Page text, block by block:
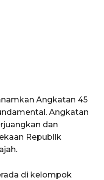
Angkatan 45
Angkatan
dan
Republik
di kelompok